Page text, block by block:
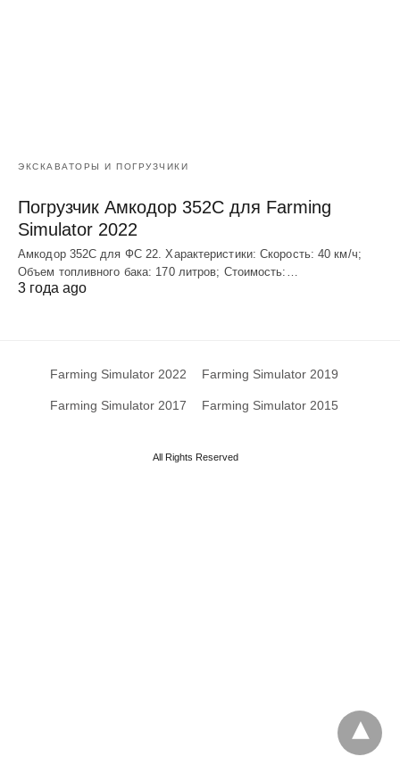
ЭКСКАВАТОРЫ И ПОГРУЗЧИКИ
Погрузчик Амкодор 352С для Farming
Simulator 2022
Амкодор 352С для ФС 22. Характеристики: Скорость: 40 км/ч;
Объем топливного бака: 170 литров; Стоимость:…
3 года ago
Farming Simulator 2022 Farming Simulator 2019
Farming Simulator 2017 Farming Simulator 2015
All Rights Reserved